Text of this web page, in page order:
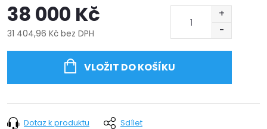
38 000 Kč
31 404,96 Kč bez DPH
VLOŽIT DO KOŠÍKU
Dotaz k produktu Sdílet